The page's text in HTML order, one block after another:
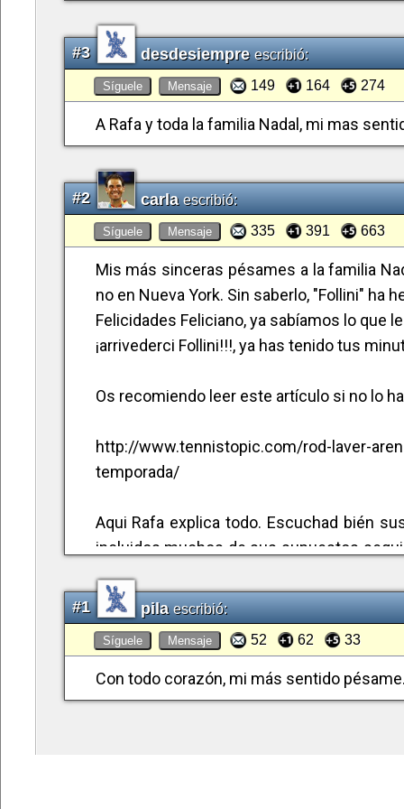
#3 desdesiempreescribió:
Síguele Mensaje 149 164 274
A Rafa y toda la familia Nadal, mi mas
#2 carlaescribió:
Síguele Mensaje 335 391 663
Mis más sinceras pésames a la familia
no en Nueva York. Sin saberlo, "Follini" ha
Felicidades Feliciano, ya sabíamos lo que
¡arrivederci Follini!!!, ya has tenido tus
Os recomiendo leer este artículo si no lo
http://www.tennistopic.com/rod-laver-
temporada/
Aqui Rafa explica todo. Escuchad bién
incluidos muchos de sus supuestos
no opinar y "aconsejar" tanto, sin
sirven como un gran consuelo.
¡Respeto, respeto y respeto para el gran
(También para Sharapova ¡AVE MARIA!!)
#1 pilaescribió:
Síguele Mensaje 52 62 33
Con todo corazón, mi más sentido